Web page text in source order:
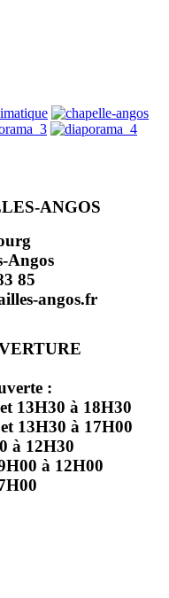
ANGOS
Angos
85
angos.fr
:
13H30 à 18H30
13H30 à 17H00
à 12H30
à 12H00